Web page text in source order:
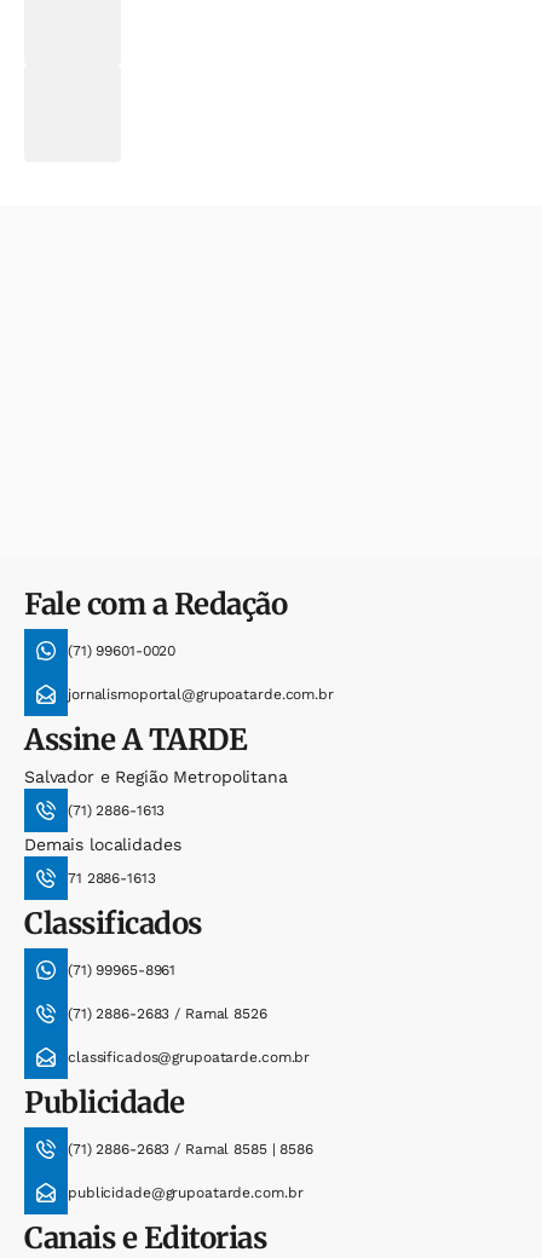
Fale com a Redação
(71) 99601-0020
jornalismoportal@grupoatarde.com.br
AssineA TARDE
Salvador e Região Metropolitana
(71) 2886-1613
Demais localidades
71 2886-1613
Classificados
(71) 99965-8961
(71) 2886-2683 / Ramal 8526
classificados@grupoatarde.com.br
Publicidade
(71) 2886-2683 / Ramal 8585 | 8586
publicidade@grupoatarde.com.br
Canais e Editorias